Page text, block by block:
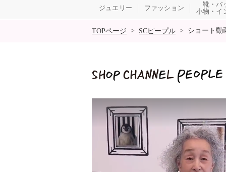
ジュエリー ファッション
靴・バ
小物・イ
SALE
TOPページ > SCピープル > ショート動